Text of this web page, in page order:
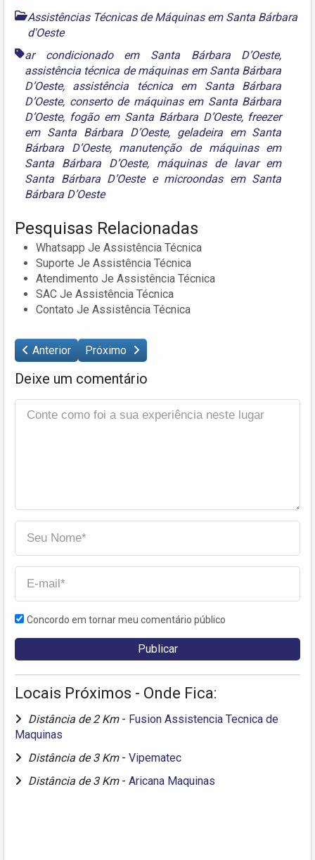
Assistências Técnicas de Máquinas em Santa Bárbara
d'Oeste
ar condicionado em Santa Bárbara D’Oeste,
assistência técnica de máquinas em Santa Bárbara
D’Oeste, assistência técnica em Santa Bárbara
D’Oeste, conserto de máquinas em Santa Bárbara
D’Oeste, fogão em Santa Bárbara D’Oeste, freezer
em Santa Bárbara D’Oeste, geladeira em Santa
Bárbara D’Oeste, manutenção de máquinas em
Santa Bárbara D’Oeste, máquinas de lavar em
Santa Bárbara D’Oestee microondas em Santa
Bárbara D’Oeste
Pesquisas Relacionadas
Whatsapp Je Assistência Técnica
Suporte Je Assistência Técnica
Atendimento Je Assistência Técnica
SAC Je Assistência Técnica
Contato Je Assistência Técnica
Anterior Próximo
Deixe um comentário
Concordo em tornar meu comentário público
Locais Próximos - Onde Fica:
Distância de 2 Km - Fusion Assistencia Tecnica de
Maquinas
Distância de 3 Km - Vipematec
Distância de 3 Km - Aricana Maquinas